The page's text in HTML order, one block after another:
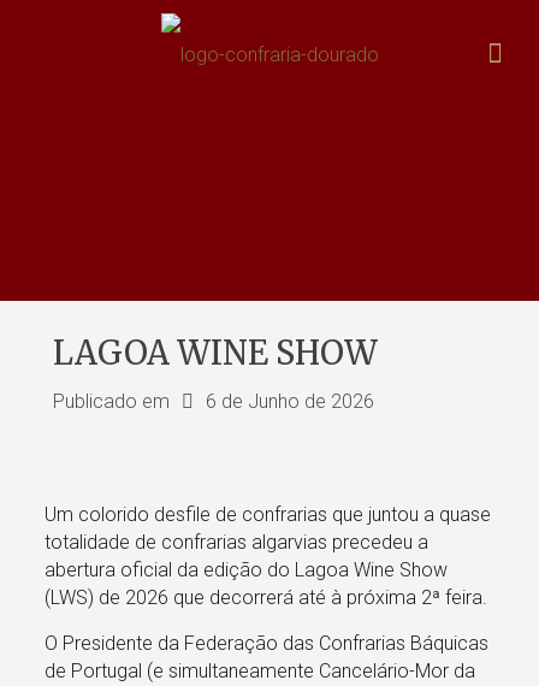
LAGOA WINE SHOW
Publicado em 6 de Junho de 2026
Um colorido desfile de confrarias que juntou a quase
totalidade de confrarias algarvias precedeu a
abertura oficial da edição do Lagoa Wine Show
(LWS) de 2026 que decorrerá até à próxima 2ª feira.
O Presidente da Federação das Confrarias Báquicas
de Portugal (e simultaneamente Cancelário-Mor da